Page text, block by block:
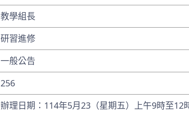
教學組長
研習進修
一般公告
256
辦理日期：114年5月23（星期五）上午9時至12